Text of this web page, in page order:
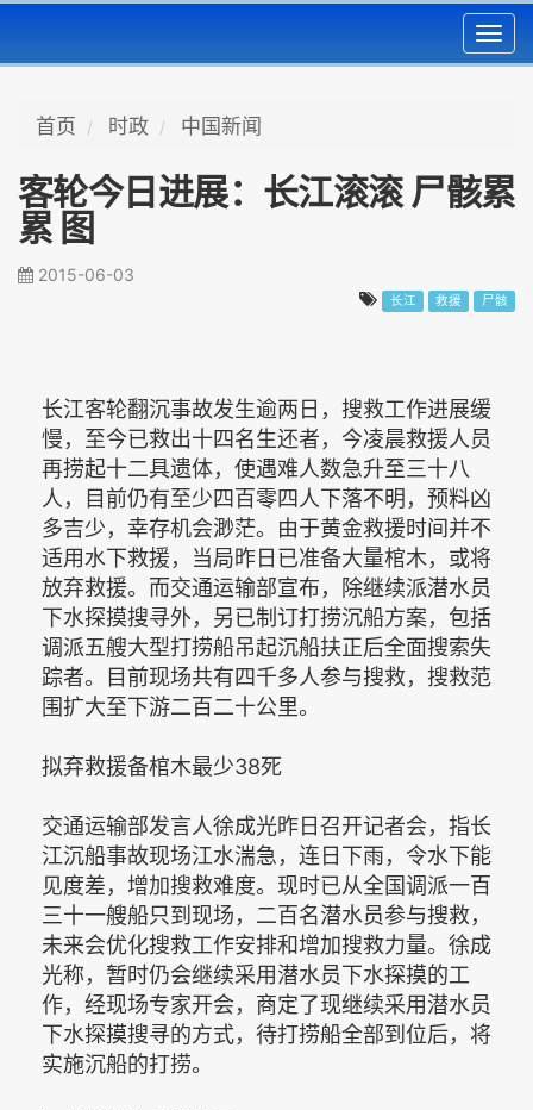
首页 时政 中国新闻
客轮今日进展：长江滚滚 尸骸累
累 图
2015-06-03
长江 救援 尸骸
长江客轮翻沉事故发生逾两日，搜救工作进展缓
慢，至今已救出十四名生还者，今凌晨救援人员
再捞起十二具遗体，使遇难人数急升至三十八
人，目前仍有至少四百零四人下落不明，预料凶
多吉少，幸存机会渺茫。由于黄金救援时间并不
适用水下救援，当局昨日已准备大量棺木，或将
放弃救援。而交通运输部宣布，除继续派潜水员
下水探摸搜寻外，另已制订打捞沉船方案，包括
调派五艘大型打捞船吊起沉船扶正后全面搜索失
踪者。目前现场共有四千多人参与搜救，搜救范
围扩大至下游二百二十公里。
拟弃救援备棺木最少38死
交通运输部发言人徐成光昨日召开记者会，指长
江沉船事故现场江水湍急，连日下雨，令水下能
见度差，增加搜救难度。现时已从全国调派一百
三十一艘船只到现场，二百名潜水员参与搜救，
未来会优化搜救工作安排和增加搜救力量。徐成
光称，暂时仍会继续采用潜水员下水探摸的工
作，经现场专家开会，商定了现继续采用潜水员
下水探摸搜寻的方式，待打捞船全部到位后，将
实施沉船的打捞。